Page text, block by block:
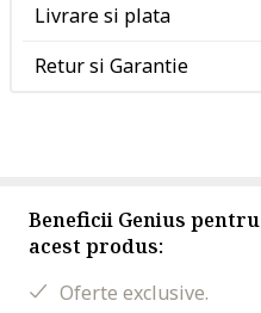
Livrare si plata
Retur si Garantie
Beneficii Genius pentru
acest produs:
Oferte exclusive.